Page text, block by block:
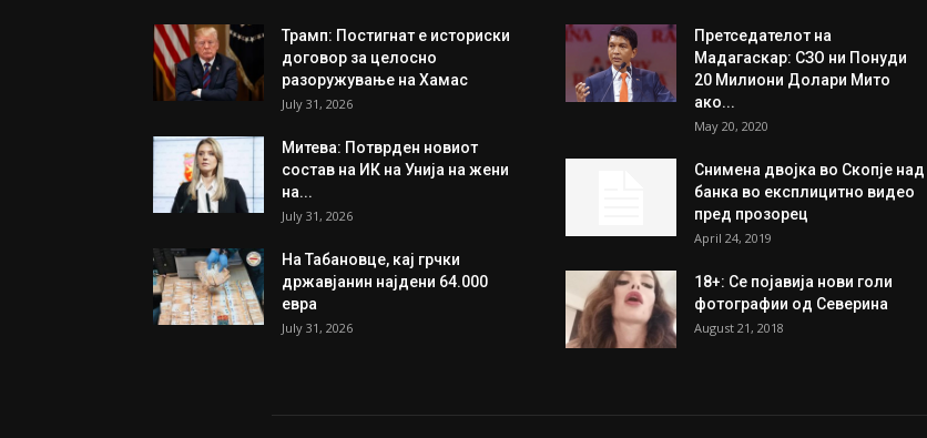
Трамп: Постигнат е историски
договор за целосно
разоружување на Хамас
July 31, 2026
Митева: Потврден новиот
состав на ИК на Унија на жени
на...
July 31, 2026
На Табановце, кај грчки
државјанин најдени 64.000
евра
July 31, 2026
Претседателот на
Мадагаскар: СЗО ни Понуди
20 Милиони Долари Мито
ако...
May 20, 2020
Снимена двојка во Скопје над
банка во експлицитно видео
пред прозорец
April 24, 2019
18+: Се појавија нови голи
фотографии од Северина
August 21, 2018